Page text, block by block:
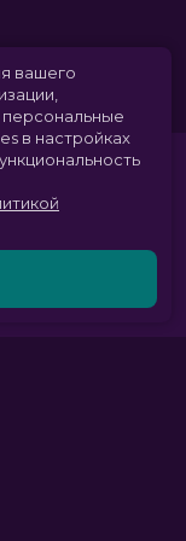
вашего
в настройках